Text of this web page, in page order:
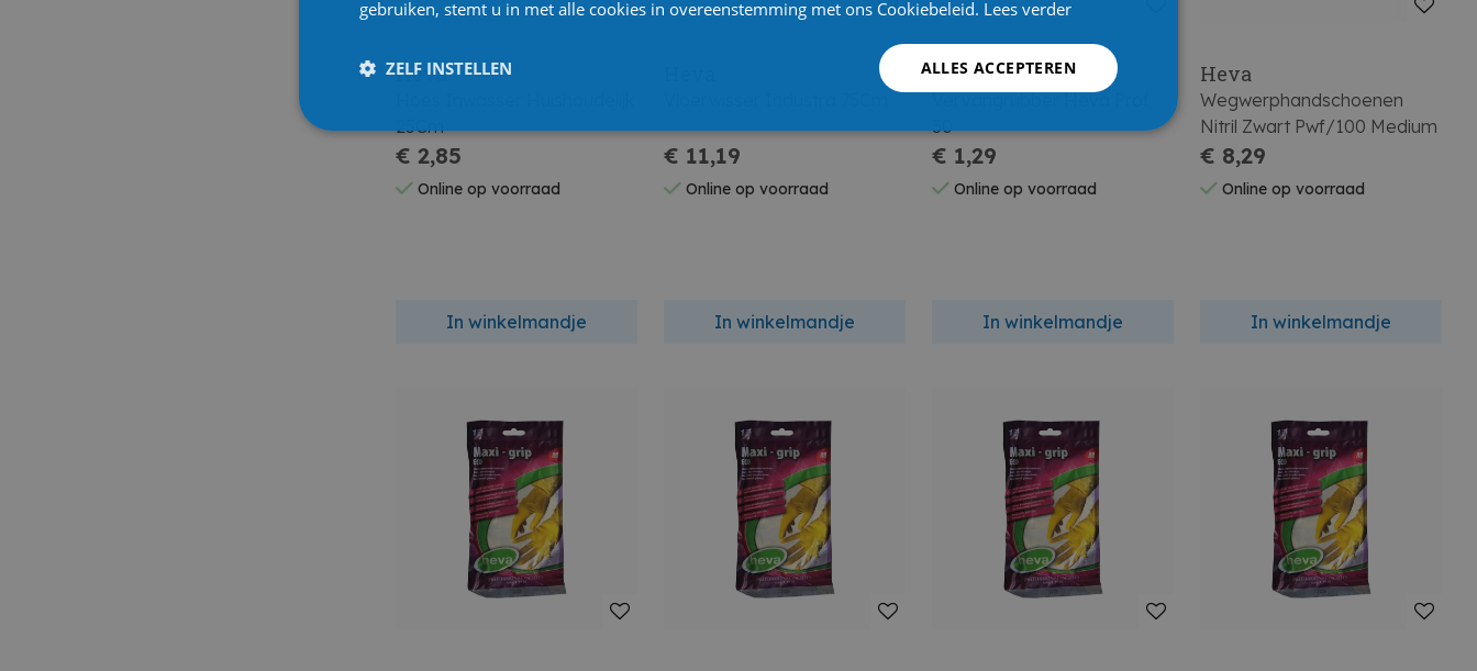
Heva
25Cm
€ 2,85
Online op voorraad
In winkelmandje
€ 11,19
Online op voorraad
In winkelmandje
Heva
Vervangrubber Heva Prof
30
€ 1,29
Online op voorraad
In winkelmandje
Heva
Wegwerphandschoenen
Nitril Zwart Pwf/100 Medium
€ 8,29
Online op voorraad
In winkelmandje
gebruiken, stemt u in met alle cookies in overeenstemming met ons Cookiebeleid. Lees verder
ALLES ACCEPTEREN
ZELF INSTELLEN